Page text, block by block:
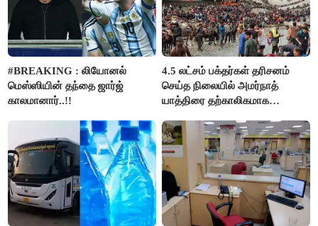
#BREAKING : லியோனல்
மெஸ்ஸியின் தந்தை ஜார்ஜ்
காலமானார்..!!
4.5 லட்சம் பக்தர்கள் தரிசனம்
செய்த நிலையில் அமர்நாத்
யாத்திரை தற்காலிகமாக